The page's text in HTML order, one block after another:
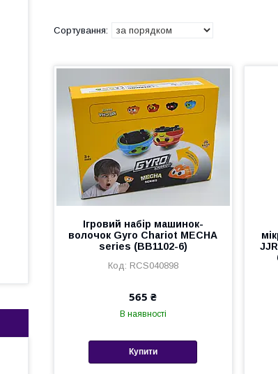
Ігровий набір машинок-
волочок Gyro Chariot MECHA
series (BB1102-6)
RCS040898
565 ₴
В наявності
Купити